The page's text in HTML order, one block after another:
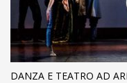
DANZA E TEATRO AD